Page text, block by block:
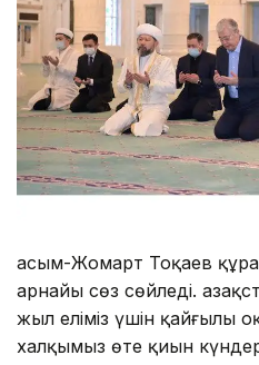
Қасым-Жомарт Тоқаев
арнайы сөз сөйледі.
жыл еліміз үшін қайғылы
халқымыз өте қиын